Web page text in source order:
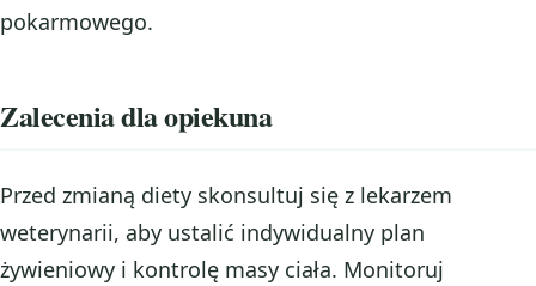
pokarmowego.
Zalecenia dla opiekuna
Przed zmianą diety skonsultuj się z lekarzem
weterynarii, aby ustalić indywidualny plan
żywieniowy i kontrolę masy ciała. Monitoruj